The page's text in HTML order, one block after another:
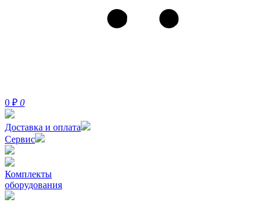
0 ₽ 0
Доставка и оплата
Сервис
Комплекты
оборудования